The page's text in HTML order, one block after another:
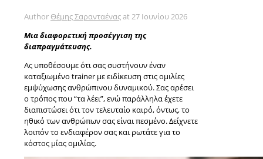
Author Θέμης Σαρανταέναςat 27 Ιουνίου 2026
Μια διαφορετική προσέγγιση της
διαπραγμάτευσης.
Ας υποθέσουμε ότι σας συστήνουν έναν
καταξιωμένο trainer με ειδίκευση στις ομιλίες
εμψύχωσης ανθρώπινου δυναμικού. Σας αρέσει
ο τρόπος που “τα λέει”, ενώ παράλληλα έχετε
διαπιστώσει ότι τον τελευταίο καιρό, όντως, το
ηθικό των ανθρώπων σας είναι πεσμένο. Δείχνετε
λοιπόν το ενδιαφέρον σας και ρωτάτε για το
κόστος μίας ομιλίας.